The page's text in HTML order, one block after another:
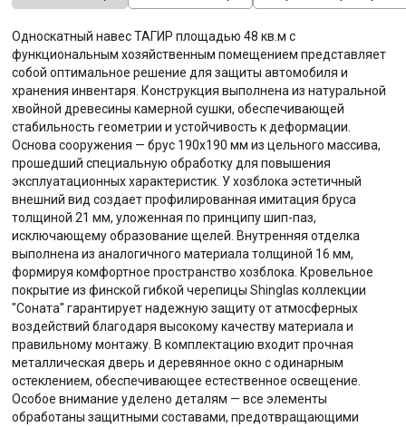
Односкатный навес ТАГИР площадью 48 кв.м с
функциональным хозяйственным помещением представляет
собой оптимальное решение для защиты автомобиля и
хранения инвентаря. Конструкция выполнена из натуральной
хвойной древесины камерной сушки, обеспечивающей
стабильность геометрии и устойчивость к деформации.
Основа сооружения — брус 190х190 мм из цельного массива,
прошедший специальную обработку для повышения
эксплуатационных характеристик. У хозблока эстетичный
внешний вид создает профилированная имитация бруса
толщиной 21 мм, уложенная по принципу шип-паз,
исключающему образование щелей. Внутренняя отделка
выполнена из аналогичного материала толщиной 16 мм,
формируя комфортное пространство хозблока. Кровельное
покрытие из финской гибкой черепицы Shinglas коллекции
"Соната" гарантирует надежную защиту от атмосферных
воздействий благодаря высокому качеству материала и
правильному монтажу. В комплектацию входит прочная
металлическая дверь и деревянное окно с одинарным
остеклением, обеспечивающее естественное освещение.
Особое внимание уделено деталям — все элементы
обработаны защитными составами, предотвращающими